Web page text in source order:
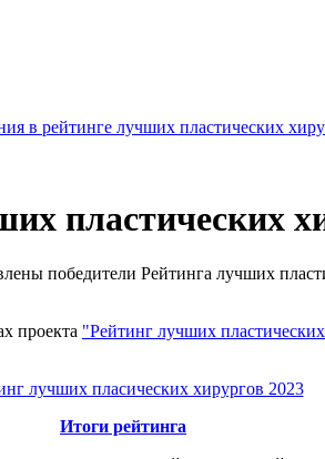
в рейтинге лучших пластических
пластических
победители Рейтинга лучших
проекта "Рейтинг лучших
Итоги рейтинга